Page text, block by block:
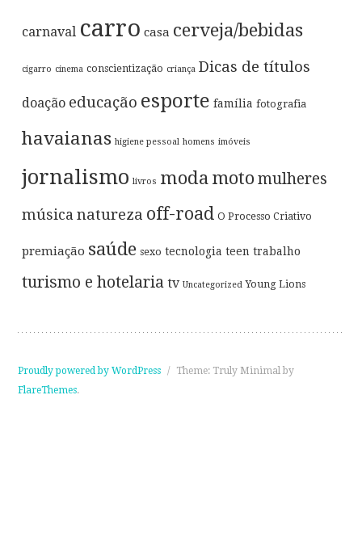
carnaval carro casa cerveja/bebidas
cigarro cinema conscientização criança Dicas de títulos
doação educação esporte família fotografia
havaianas higiene pessoal homens imóveis
jornalismo livros moda moto mulheres
música natureza off-road O Processo Criativo
premiação saúde sexo tecnologia teen trabalho
turismo e hotelaria tv Uncategorized Young Lions
Proudly powered by WordPress /
Theme: Truly Minimal by
FlareThemes.